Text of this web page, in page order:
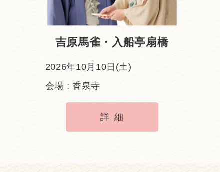
吉原馬雀・入船亭扇橋
2026年10月10日(土)
会場 : 香泉寺
詳細